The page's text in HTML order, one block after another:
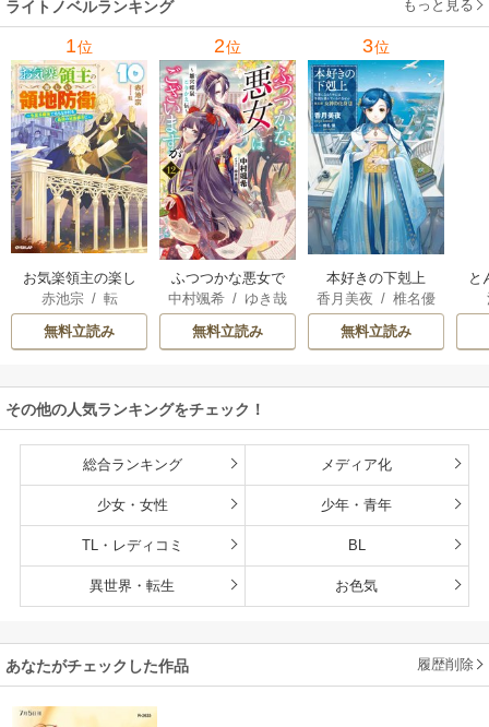
ン･ウィール/ 津寺
里可子
サラ･ウッド/流
水凛子
ライトノベルランキング もっと見る
1位
お気楽領主の楽し
い領地防衛
赤池宗/ 転
無料立読み
2位
ふつつかな悪女で
はございますが
中村颯希 / ゆき哉
無料立読み
3位
本好きの下剋上
香月美夜 /椎名優
無料立読み
と
その他の人気ランキングをチェック！
総合ランキング メディア化
少女・女性 少年・青年
TL・レディコミ BL
異世界・転生 お色気
あなたがチェックした作品 履歴削除